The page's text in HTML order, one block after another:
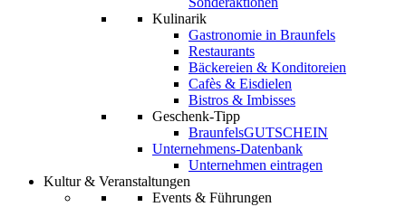
Kulinarik
Gastronomie in Braunfels
Restaurants
Bäckereien & Konditoreien
Cafès & Eisdielen
Bistros & Imbisses
Geschenk-Tipp
BraunfelsGUTSCHEIN
Unternehmens-Datenbank
Unternehmen eintragen
Kultur & Veranstaltungen
Events & Führungen